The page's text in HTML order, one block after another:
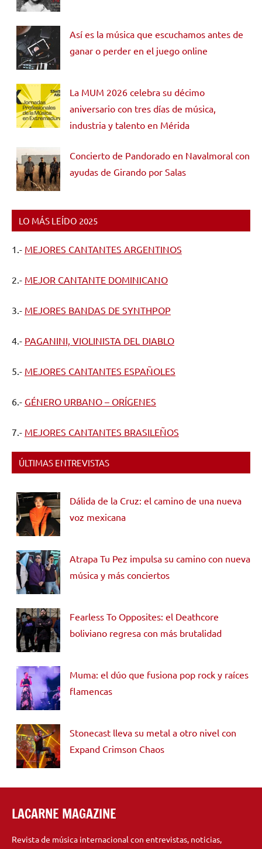
Así es la música que escuchamos antes de
ganar o perder en el juego online
La MUM 2026 celebra su décimo
aniversario con tres días de música,
industria y talento en Mérida
Concierto de Pandorado en Navalmoral con
ayudas de Girando por Salas
LO MÁS LEÍDO 2025
1.- MEJORES CANTANTES ARGENTINOS
2.- MEJOR CANTANTE DOMINICANO
3.- MEJORES BANDAS DE SYNTHPOP
4.- PAGANINI, VIOLINISTA DEL DIABLO
5.- MEJORES CANTANTES ESPAÑOLES
6.- GÉNERO URBANO – ORÍGENES
7.- MEJORES CANTANTES BRASILEÑOS
ÚLTIMAS ENTREVISTAS
Dálida de la Cruz: el camino de una nueva
voz mexicana
Atrapa Tu Pez impulsa su camino con nueva
música y más conciertos
Fearless To Opposites: el Deathcore
boliviano regresa con más brutalidad
Muma: el dúo que fusiona pop rock y raíces
flamencas
Stonecast lleva su metal a otro nivel con
Expand Crimson Chaos
LACARNE MAGAZINE
Revista de música internacional con entrevistas, noticias,